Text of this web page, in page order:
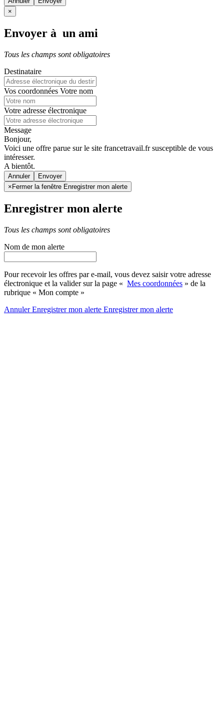
×
Envoyer à un ami
Tous les champs sont obligatoires
Destinataire
Vos coordonnées Votre nom
Votre adresse électronique
Message
Bonjour,
Voici une offre parue sur le site francetravail.fr susceptible de vous
intéresser.
A bientôt.
Annuler
× Fermer la fenêtre Enregistrer mon alerte
Enregistrer mon alerte
Tous les champs sont obligatoires
Nom de mon alerte
Pour recevoir les offres par e-mail, vous devez saisir votre adresse
électronique et la valider sur la page « Mes coordonnées » de la
rubrique « Mon compte »
AnnulerEnregistrer mon alerte Enregistrermon alerte